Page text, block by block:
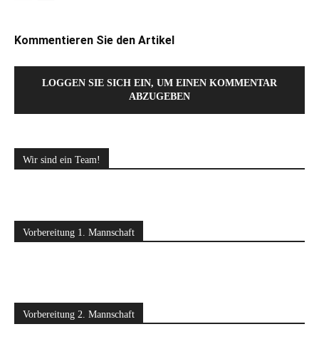
Kommentieren Sie den Artikel
LOGGEN SIE SICH EIN, UM EINEN KOMMENTAR
ABZUGEBEN
Wir sind ein Team!
Vorbereitung 1. Mannschaft
Vorbereitung 2. Mannschaft